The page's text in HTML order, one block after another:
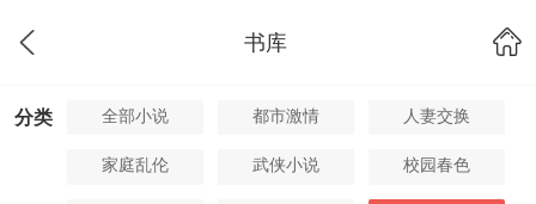
书库
分类 全部小说 都市激情 人妻交换
家庭乱伦 武侠小说 校园春色